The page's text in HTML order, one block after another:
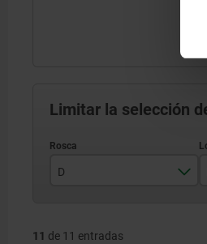
Limitar la selección
D
M6
11 de 11 entradas